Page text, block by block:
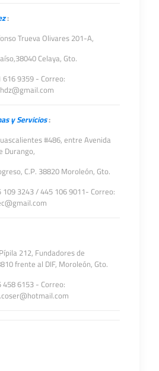
:
Trueva Olivares 201-A,
Celaya, Gto.
9359 - Correo:
y Servicios:
#486, entre Avenida
Durango,
C.P. 38820 Moroleón, Gto.
109 3243 / 445 106 9011- Correo:
212, Fundadores de
frente al DIF, Moroleón, Gto.
6153 - Correo: